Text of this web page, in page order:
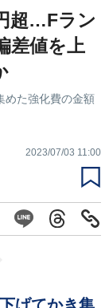
超…Fラン
差値を上
めた強化費の金額
2023/07/03 11:00
げてかき集